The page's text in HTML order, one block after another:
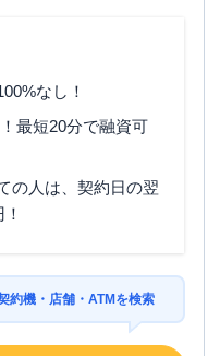
なし！
最短20分で融資可
の人は、契約日の翌
約機・店舗・ATMを検索